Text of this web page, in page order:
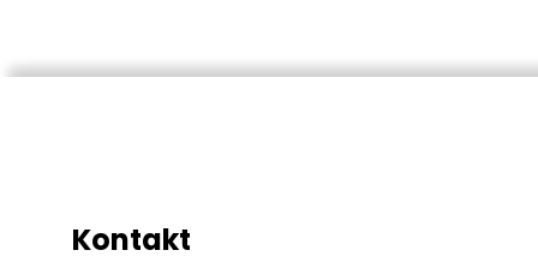
Kontakt